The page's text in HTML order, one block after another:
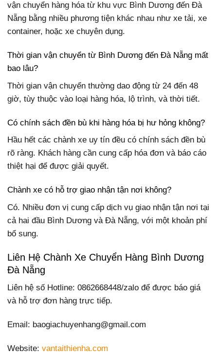
vận chuyển hàng hóa từ khu vực Bình Dương đến Đà
Nẵng bằng nhiều phương tiện khác nhau như xe tải, xe
container, hoặc xe chuyên dụng.
Thời gian vận chuyển từ Bình Dương đến Đà Nẵng mất
bao lâu?
Thời gian vận chuyển thường dao động từ 24 đến 48
giờ, tùy thuộc vào loại hàng hóa, lộ trình, và thời tiết.
Có chính sách đền bù khi hàng hóa bị hư hỏng không?
Hầu hết các chành xe uy tín đều có chính sách đền bù
rõ ràng. Khách hàng cần cung cấp hóa đơn và báo cáo
thiệt hại để được giải quyết.
Chành xe có hỗ trợ giao nhận tận nơi không?
Có. Nhiều đơn vị cung cấp dịch vụ giao nhận tận nơi tại
cả hai đầu Bình Dương và Đà Nẵng, với một khoản phí
bổ sung.
Liên Hệ Chành Xe Chuyển Hàng Bình Dương
Đà Nẵng
Liên hệ số Hotline: 0862668448/zalo để được báo giá
và hỗ trợ đơn hàng trực tiếp.
Email: baogiachuyenhang@gmail.com
Website: vantaithienha.com